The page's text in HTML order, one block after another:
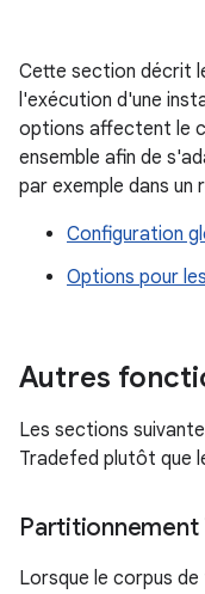
Cette section décrit
l'exécution d'une
options affectent le
ensemble afin de
par exemple dans un
Configuration
Options pour
Autres
Les sections
Tradefed plutôt que
Partitionnement
Lorsque le corpus